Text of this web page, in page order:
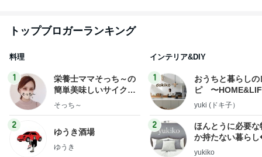
トップブロガーランキング
料理
1
栄養士ママそっち～の
簡単美味しいサイクル
献立
そっち～
2
ゆうき酒場
ゆうき
インテリア&DIY
1
おうちと暮らしの
ピ 〜
yuki (ドキ子）
2
ほんとうに必要な
か持たない暮ら
ep Life Simple◆
yukiko